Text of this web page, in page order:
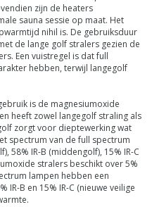
zijn de heaters
sauna sessie op maat. Het
nihil is. De gebruiksduur
de lange golf stralers gezien de
Een vuistregel is dat full
hebben, terwijl langegolf
is de magnesiumoxide
heeft zowel langegolf straling als
zorgt voor dieptewerking wat
spectrum van de full spectrum
58% IR-B (middengolf), 15% IR-C
stralers beschikt over 5%
lampen hebben een
IR-B en 15% IR-C (nieuwe veilige